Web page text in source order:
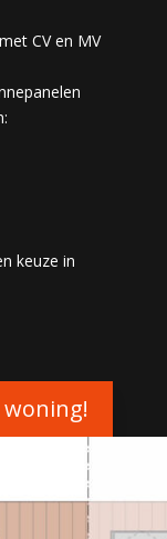
CV en MV
keuze in